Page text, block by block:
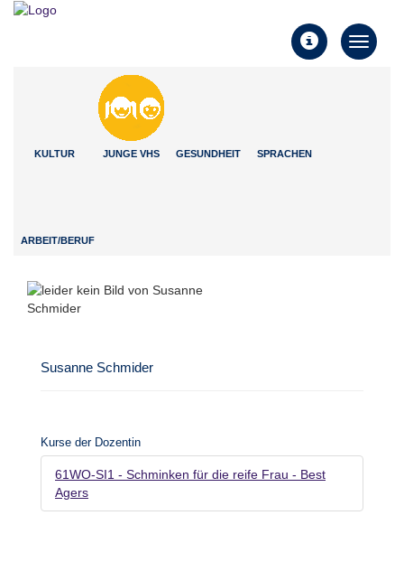
Toggle
Toggle
KULTUR JUNGE VHS GESUNDHEIT SPRACHEN
ARBEIT/BERUF
Susanne Schmider
Kurse der Dozentin
61WO-SI1 - Schminken für die reife Frau - Best
Agers